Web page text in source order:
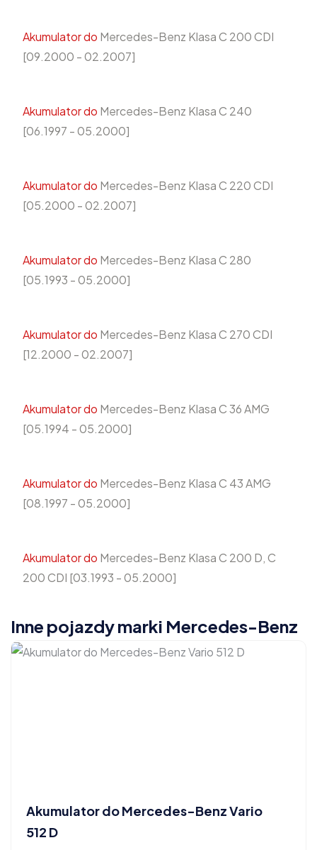
Akumulator do Mercedes-Benz Klasa C 200 CDI
[09.2000 - 02.2007]
Akumulator do Mercedes-Benz Klasa C 240
[06.1997 - 05.2000]
Akumulator do Mercedes-Benz Klasa C 220 CDI
[05.2000 - 02.2007]
Akumulator do Mercedes-Benz Klasa C 280
[05.1993 - 05.2000]
Akumulator do Mercedes-Benz Klasa C 270 CDI
[12.2000 - 02.2007]
Akumulator do Mercedes-Benz Klasa C 36 AMG
[05.1994 - 05.2000]
Akumulator do Mercedes-Benz Klasa C 43 AMG
[08.1997 - 05.2000]
Akumulator do Mercedes-Benz Klasa C 200 D, C
200 CDI [03.1993 - 05.2000]
Inne pojazdy marki Mercedes-Benz
Akumulator do Mercedes-Benz Vario
512 D